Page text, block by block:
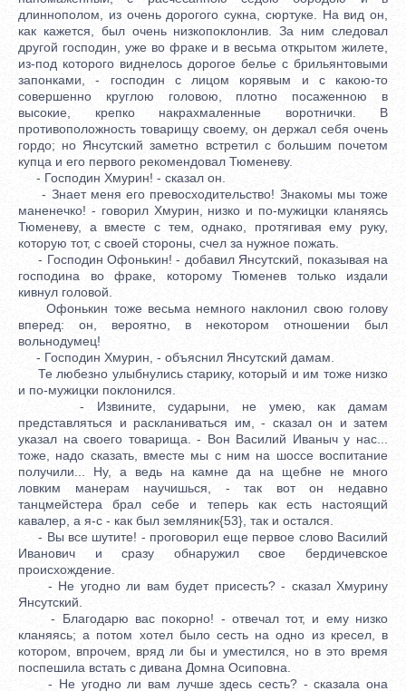
длиннополом, из очень дорогого сукна, сюртуке. На вид он,
как кажется, был очень низкопоклонлив. За ним следовал
другой господин, уже во фраке и в весьма открытом жилете,
из-под которого виднелось дорогое белье с брильянтовыми
запонками, - господин с лицом корявым и с какою-то
совершенно круглою головою, плотно посаженною в
высокие, крепко накрахмаленные воротнички. В
противоположность товарищу своему, он держал себя очень
гордо; но Янсутский заметно встретил с большим почетом
купца и его первого рекомендовал Тюменеву.
- Господин Хмурин! - сказал он.
- Знает меня его превосходительство! Знакомы мы тоже
маненечко! - говорил Хмурин, низко и по-мужицки кланяясь
Тюменеву, а вместе с тем, однако, протягивая ему руку,
которую тот, с своей стороны, счел за нужное пожать.
- Господин Офонькин! - добавил Янсутский, показывая на
господина во фраке, которому Тюменев только издали
кивнул головой.
Офонькин тоже весьма немного наклонил свою голову
вперед: он, вероятно, в некотором отношении был
вольнодумец!
- Господин Хмурин, - объяснил Янсутский дамам.
Те любезно улыбнулись старику, который и им тоже низко
и по-мужицки поклонился.
- Извините, сударыни, не умею, как дамам
представляться и раскланиваться им, - сказал он и затем
указал на своего товарища. - Вон Василий Иваныч у нас...
тоже, надо сказать, вместе мы с ним на шоссе воспитание
получили... Ну, а ведь на камне да на щебне не много
ловким манерам научишься, - так вот он недавно
танцмейстера брал себе и теперь как есть настоящий
кавалер, а я-с - как был земляник{53}, так и остался.
- Вы все шутите! - проговорил еще первое слово Василий
Иванович и сразу обнаружил свое бердичевское
происхождение.
- Не угодно ли вам будет присесть? - сказал Хмурину
Янсутский.
- Благодарю вас покорно! - отвечал тот, и ему низко
кланяясь; а потом хотел было сесть на одно из кресел, в
котором, впрочем, вряд ли бы и уместился, но в это время
поспешила встать с дивана Домна Осиповна.
- Не угодно ли вам лучше здесь сесть? - сказала она